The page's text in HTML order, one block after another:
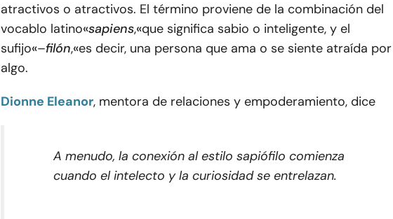
atractivos o atractivos. El término proviene de la combinación del
vocablo latino«sapiens,«que significa sabio o inteligente, y el
sufijo«–filón,«es decir, una persona que ama o se siente atraída por
algo.
Dionne Eleanor, mentora de relaciones y empoderamiento, dice
A menudo, la conexión al estilo sapiófilo comienza
cuando el intelecto y la curiosidad se entrelazan.